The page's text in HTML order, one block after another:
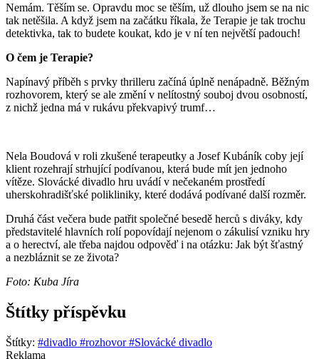
Nemám. Těším se. Opravdu moc se těším, už dlouho jsem se na nic
tak netěšila. A když jsem na začátku říkala, že Terapie je tak trochu
detektivka, tak to budete koukat, kdo je v ní ten největší padouch!
O čem je Terapie?
Napínavý příběh s prvky thrilleru začíná úplně nenápadně. Běžným
rozhovorem, který se ale změní v nelítostný souboj dvou osobností,
z nichž jedna má v rukávu překvapivý trumf…
Nela Boudová v roli zkušené terapeutky a Josef Kubáník coby její
klient rozehrají strhující podívanou, která bude mít jen jednoho
vítěze. Slovácké divadlo hru uvádí v nečekaném prostředí
uherskohradišťské polikliniky, které dodává podívané další rozměr.
Druhá část večera bude patřit společné besedě herců s diváky, kdy
představitelé hlavních rolípopovídají nejenom o zákulisí vzniku hry
a o herectví, ale třeba najdou odpověď i na otázku: Jak být šťastný
a nezbláznit se ze života?
Foto: Kuba Jíra
Štítky příspěvku
Štítky: #divadlo #rozhovor#Slovácké divadlo
Reklama